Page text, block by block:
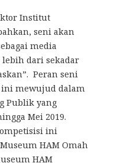
Institut
seni akan
media
dari sekadar
Peran seni
ini mewujud dalam
Publik yang
Mei 2019.
ini
HAM Omah
HAM